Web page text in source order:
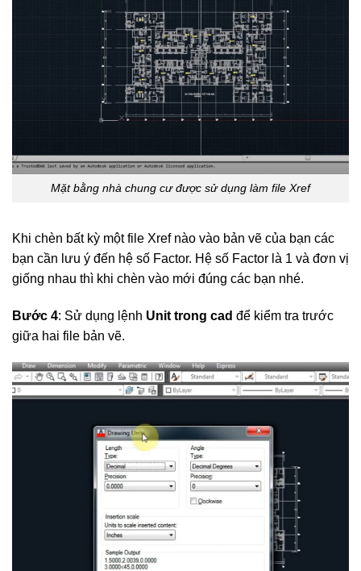
Mặt bằng nhà chung cư được sử dụng làm file Xref
Khi chèn bất kỳ một file Xref nào vào bản vẽ của bạn các
bạn cần lưu ý đến hệ số Factor. Hệ số Factor là 1 và đơn vị
giống nhau thì khi chèn vào mới đúng các bạn nhé.
Bước 4: Sử dụng lệnh Unit trong cad để kiểm tra trước
giữa hai file bản vẽ.